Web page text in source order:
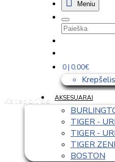
Meniu
0 | 0,00€
Kategorijos
AKSESUARAI
TIGER -
TIGER -
TIGER
BOSTON